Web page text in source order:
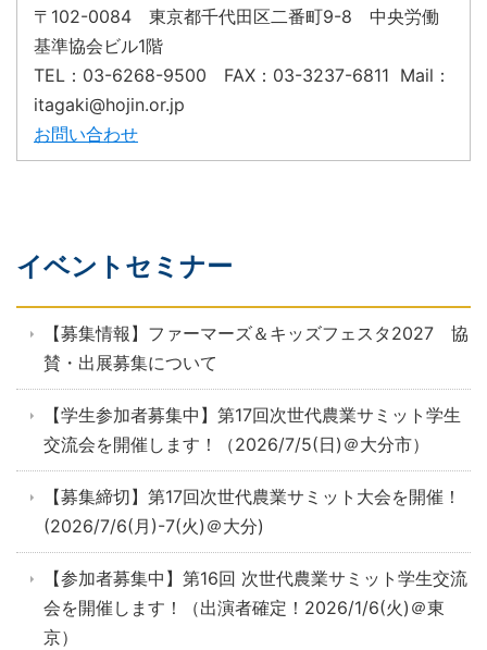
〒102-0084 東京都千代田区二番町9-8 中央労働
基準協会ビル1階
TEL：03-6268-9500 FAX：03-3237-6811 Mail：
itagaki@hojin.or.jp
お問い合わせ
イベントセミナー
【募集情報】ファーマーズ＆キッズフェスタ2027 協
賛・出展募集について
【学生参加者募集中】第17回次世代農業サミット学生
交流会を開催します！（2026/7/5(日)＠大分市）
【募集締切】第17回次世代農業サミット大会を開催！
(2026/7/6(月)-7(火)＠大分)
【参加者募集中】第16回 次世代農業サミット学生交流
会を開催します！（出演者確定！2026/1/6(火)＠東
京）